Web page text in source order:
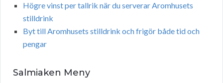
Högre vinst per tallrik när du serverar Aromhusets
stilldrink
Byt till Aromhusets stilldrink och frigör både tid och
pengar
Salmiaken Meny